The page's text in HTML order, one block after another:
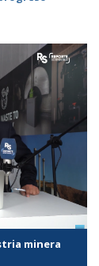
minera